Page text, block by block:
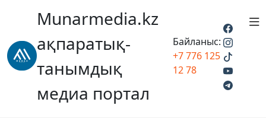
Munarmedia.kz
ақпаратық-
танымдық
медиа портал
Байланыс:
+7 776 125
12 78